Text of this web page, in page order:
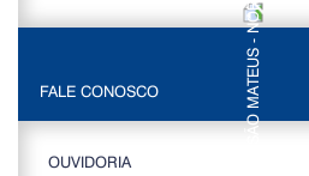
FALE CONOSCO
OUVIDORIA